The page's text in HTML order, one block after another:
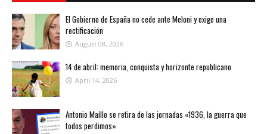
El Gobierno de España no cede ante Meloni y exige una
rectificación
August 08, 2026
14 de abril: memoria, conquista y horizonte republicano
April 14, 2026
Antonio Maíllo se retira de las jornadas «1936, la guerra que
todos perdimos»